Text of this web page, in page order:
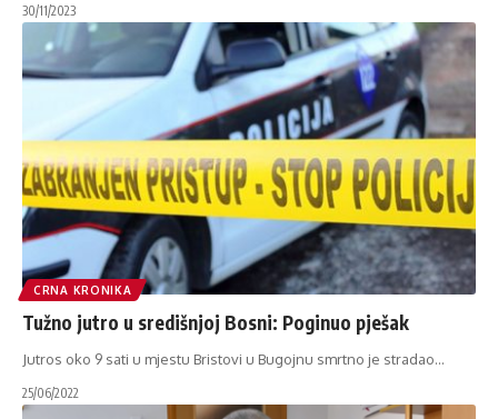
30/11/2023
CRNA KRONIKA
Tužno jutro u središnjoj Bosni: Poginuo pješak
Jutros oko 9 sati u mjestu Bristovi u Bugojnu smrtno je stradao…
25/06/2022